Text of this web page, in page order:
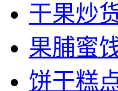
干果炒
果脯蜜
饼干糕